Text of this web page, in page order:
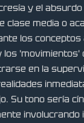
y el
clase media o
los
los 'movimientos'
en la
Su tono sería
involucrando